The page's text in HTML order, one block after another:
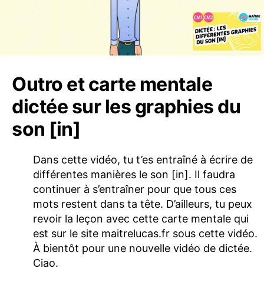
Outro et carte mentale
dictée sur les graphies du
son [in]
Dans cette vidéo, tu t’es entraîné à écrire de
différentes manières le son [in]. Il faudra
continuer à s’entraîner pour que tous ces
mots restent dans ta tête. D’ailleurs, tu peux
revoir la leçon avec cette carte mentale qui
est sur le site maitrelucas.fr sous cette vidéo.
À bientôt pour une nouvelle vidéo de dictée.
Ciao.